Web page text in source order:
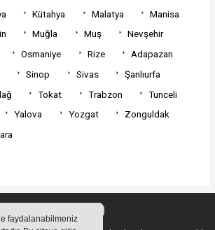
faydalanabilmeniz
Kütahya Malatya
Manisa
Muğla Muş
Nevşehir
Osmaniye Rize
Adapazarı
Sinop Sivas
Şanlıurfa
Tokat Trabzon
Tunceli
Yalova Yozgat
Zonguldak